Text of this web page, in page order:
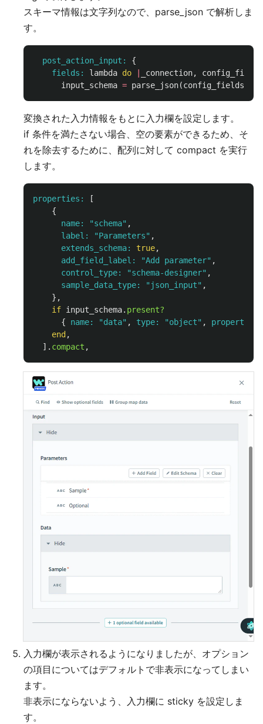
スキーマ情報は文字列なので、parse_json で解析しま
す。
post_action_input: {
fields: lambda do _connection,
config_fields
input_schema = parse_json(config_fields
変換された入力情報をもとに入力欄を設定します。
if 条件を満たさない場合、空の要素ができるため、そ
れを除去するために、配列に対して compact を実行
します。
properties:
[
{
name:
"schema" ,
label:
"Parameters" ,
extends_schema: true,
add_field_label:
"Add parameter" ,
control_type:
"schema-designer" ,
sample_data_type:
"json_input" ,
},
if input_schema. present?
{
name: "data" , type: "object" ,
end ,
]. compact ,
入力欄が表示されるようになりましたが、オプション
の項目についてはデフォルトで非表示になってしまい
ます。
非表示にならないよう、入力欄に sticky を設定しま
す。